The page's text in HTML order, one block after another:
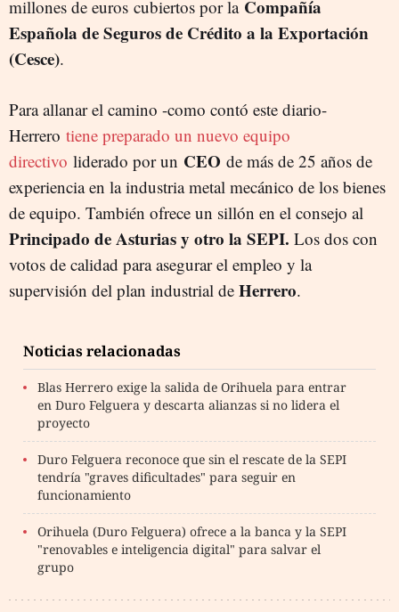
millones de euros cubiertos por la Compañía
Española de Seguros de Crédito a la Exportación
(Cesce).
Para allanar el camino -como contó este diario-
Herrero tiene preparado un nuevo equipo
directivo liderado por un CEO de más de 25 años de
experiencia en la industria metal mecánico de los bienes
de equipo. También ofrece un sillón en el consejo al
Principado de Asturias y otro la SEPI. Los dos con
votos de calidad para asegurar el empleo y la
supervisión del plan industrial de Herrero.
Noticias relacionadas
Blas Herrero exige la salida de Orihuela para entrar
en Duro Felguera y descarta alianzas si no lidera el
proyecto
Duro Felguera reconoce que sin el rescate de la SEPI
tendría "graves dificultades" para seguir en
funcionamiento
Orihuela (Duro Felguera) ofrece a la banca y la SEPI
"renovables e inteligencia digital" para salvar el
grupo